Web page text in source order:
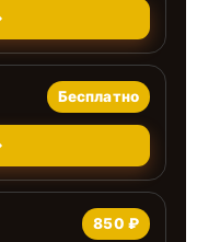
Бесплатно
850 ₽